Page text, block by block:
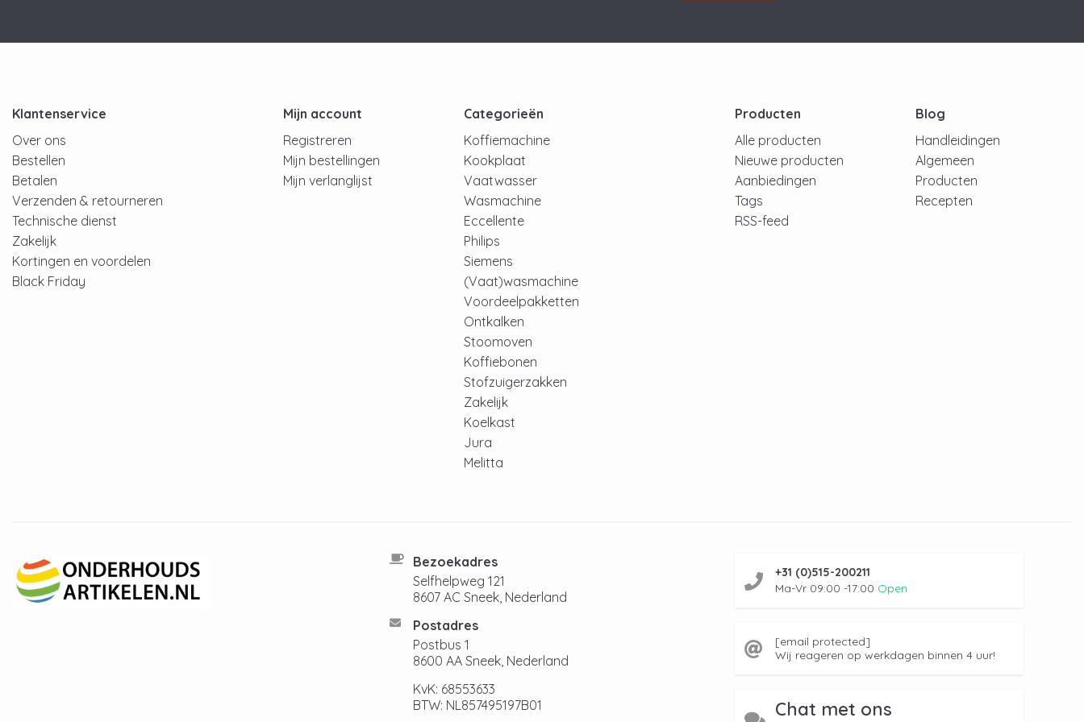
Klantenservice
Over ons
Bestellen
Betalen
Verzenden & retourneren
Technische dienst
Zakelijk
Kortingen en voordelen
Black Friday
Mijn account
Registreren
Mijn bestellingen
Mijn verlanglijst
Categorieën
Koffiemachine
Kookplaat
Vaatwasser
Wasmachine
Eccellente
Philips
Siemens
(Vaat)wasmachine
Voordeelpakketten
Ontkalken
Stoomoven
Koffiebonen
Stofzuigerzakken
Zakelijk
Koelkast
Jura
Melitta
Producten
Alle producten
Nieuwe producten
Aanbiedingen
Tags
RSS-feed
Blog
Handleidingen
Algemeen
Producten
Recepten
Bezoekadres
Selfhelpweg 121
8607 AC Sneek, Nederland
Postadres
Postbus 1
8600 AA Sneek, Nederland
KvK: 68553633
BTW: NL857495197B01
+31 (0)515-200211
Ma-Vr 09:00 -17:00 Open
[email protected]
Wij reageren op werkdagen binnen 4 uur!
Chat met ons